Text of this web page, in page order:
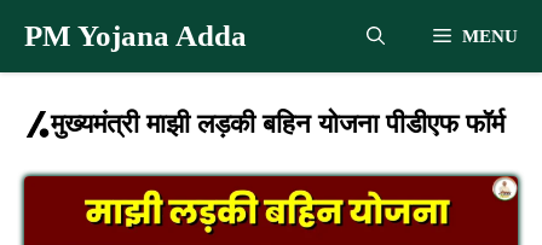
PM Yojana Adda MENU
मुख्यमंत्री माझी लड़की बहिन योजना पीडीएफ फॉर्म